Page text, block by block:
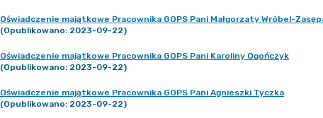
Oświadczenie majątkowe Pracownika GOPS Pani Małgorzaty Wróbel-
(Opublikowano: 2023-09-22)
Oświadczenie majątkowe Pracownika GOPS Pani Karoliny Ogończyk
(Opublikowano: 2023-09-22)
Oświadczenie majątkowe Pracownika GOPS Pani Agnieszki Tyczka
(Opublikowano: 2023-09-22)